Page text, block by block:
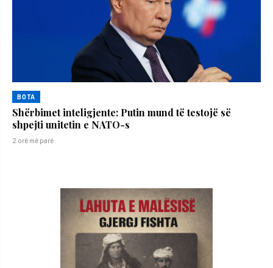
BOTA
Shërbimet inteligjente: Putin mund të testojë së
shpejti unitetin e NATO-s
2 orë më parë